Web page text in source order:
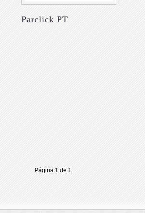
Parclick PT
Página 1 de 1